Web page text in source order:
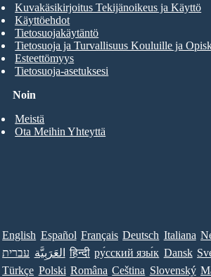
Noin
Meistä
Ota Meihin Yhteyttä
Kuvakäsikirjoitus Tekijänoikeus ja Käyttö
Käyttöehdot
Tietosuojakäytäntö
Tietosuoja ja Turvallisuus Kouluille ja
Esteettömyys
Tietosuoja-asetuksesi
English Español Français Deutsch Italiana
עברית العَرَبِيَّة हिन्दी ру́сский язы́к Dansk
Türkçe Polski Româna Ceština Slovenský